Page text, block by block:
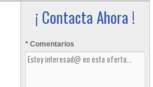
¡ Contacta Ahora !
* Comentarios